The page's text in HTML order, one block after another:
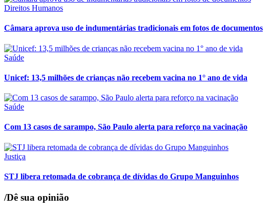
Direitos Humanos
Câmara aprova uso de indumentárias tradicionais em fotos de documentos
Saúde
Unicef: 13,5 milhões de crianças não recebem vacina no 1° ano de vida
Saúde
Com 13 casos de sarampo, São Paulo alerta para reforço na vacinação
Justiça
STJ libera retomada de cobrança de dívidas do Grupo Manguinhos
/Dê sua opinião